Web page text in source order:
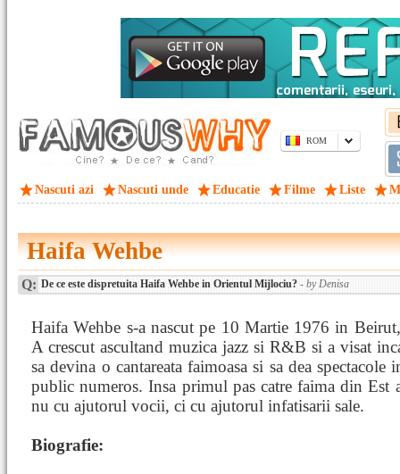
ROM
Nascuti azi Nascuti unde Educatie Filme Liste
Haifa Wehbe
Q: De ce este dispretuita Haifa Wehbe in Orientul Mijlociu? - by Denisa
Haifa Wehbe s-a nascut pe 10 Martie 1976 in
A crescut ascultand muzica jazz si R&B si a visat
sa devina o cantareata faimoasa si sa dea spectacole
public numeros. Insa primul pas catre faima din Est
nu cu ajutorul vocii, ci cu ajutorul infatisarii sale.
Biografie: